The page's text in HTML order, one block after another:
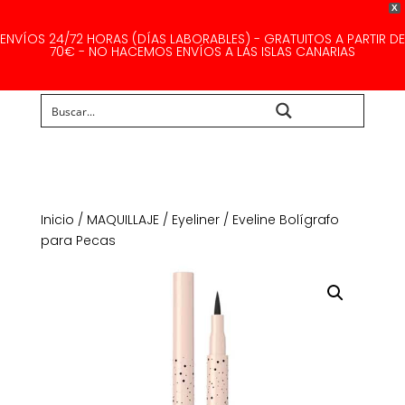
X
ENVÍOS 24/72 HORAS (DÍAS LABORABLES) - GRATUITOS A PARTIR DE
70€ - NO HACEMOS ENVÍOS A LAS ISLAS CANARIAS
Inicio / MAQUILLAJE/ Eyeliner/ Eveline Bolígrafo
para Pecas